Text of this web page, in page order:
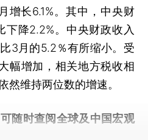
增长6.1%。其中，中央财
降2.2%。中央财政收入
3月的5.2％有所缩小。受
幅增加，相关地方税收相
然维持两位数的增速。
可随时查阅全球及中国宏观